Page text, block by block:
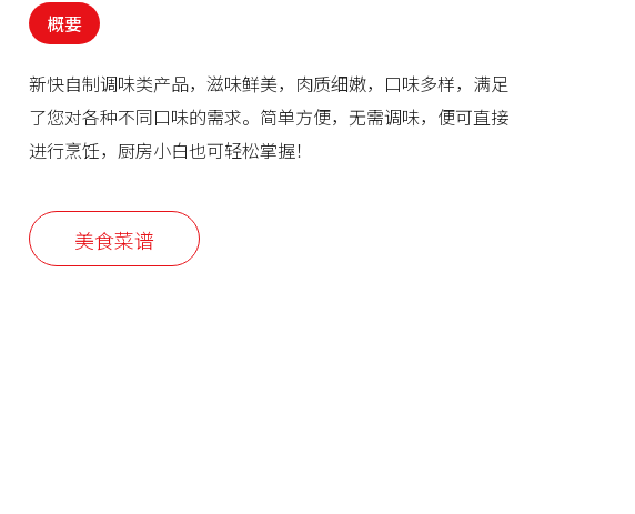
概要
新快自制调味类产品，滋味鲜美，肉质细嫩，口味多样，满足
了您对各种不同口味的需求。简单方便，无需调味，便可直接
进行烹饪，厨房小白也可轻松掌握！
美食菜谱